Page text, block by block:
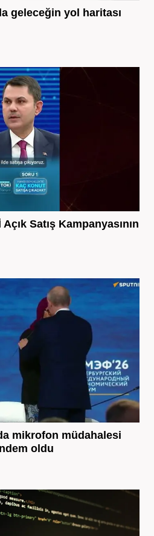
geleceğin yol haritası
Satış Kampanyasının
mikrofon müdahalesi
oldu